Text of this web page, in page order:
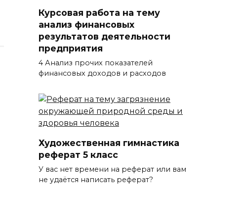
Курсовая работа на тему
анализ финансовых
результатов деятельности
предприятия
4 Анализ прочих показателей
финансовых доходов и расходов
Художественная гимнастика
реферат 5 класс
У вас нет времени на реферат или вам
не удаётся написать реферат?